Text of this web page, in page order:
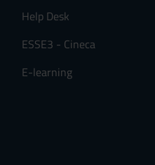
Help Desk
ESSE3 - Cineca
E-learning